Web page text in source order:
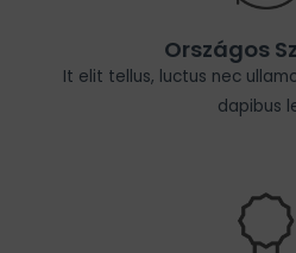
Országos
It elit tellus, luctus nec
dapibus